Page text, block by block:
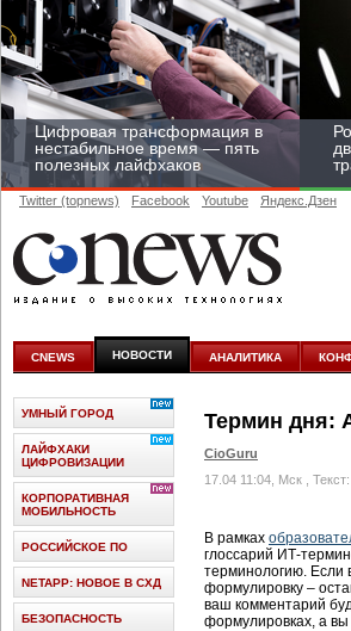
Цифровая трансформация в
нестабильное время — пять
полезных лайфхаков
цифровизироваться со
скоростью крупных
корпораций
Twitter (topnews) Facebook Youtube Яндекс.Дзен
CNEWS НОВОСТИ АНАЛИТИКА
Термин дня:
CioGuru
17.04 11:04, Мск ,
В рамках
глоссарий ИТ-
терминологию. Если
формулировку –
ваш комментарий
формулировках, а вы
УМНЫЙ ГОРОД
ЛАЙФХАКИ
ЦИФРОВИЗАЦИИ
КОРПОРАТИВНАЯ
МОБИЛЬНОСТЬ
РОССИЙСКОЕ ПО
NETAPP: НОВОЕ В СХД
БЕЗОПАСНОСТЬ